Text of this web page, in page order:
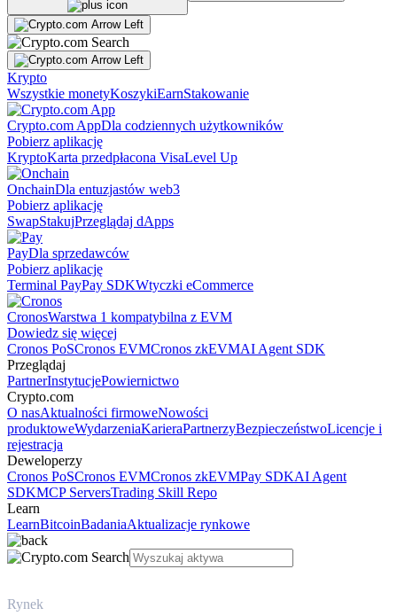
Krypto
Wszystkie monetyKoszykiEarnStakowanie
Crypto.com AppDla codziennych użytkowników
Pobierz aplikację
KryptoKarta przedpłacona VisaLevel Up
OnchainDla entuzjastów web3
Pobierz aplikację
SwapStakujPrzeglądaj dApps
PayDla sprzedawców
Pobierz aplikację
Terminal PayPay SDKWtyczki eCommerce
CronosWarstwa 1 kompatybilna z EVM
Dowiedz się więcej
Cronos PoSCronos EVMCronos zkEVMAI Agent SDK
Przeglądaj
PartnerInstytucjePowiernictwo
Crypto.com
O nasAktualności firmoweNowości
produktoweWydarzeniaKarieraPartnerzyBezpieczeństwoLicencje i
rejestracja
Deweloperzy
Cronos PoSCronos EVMCronos zkEVMPay SDKAI Agent
SDKMCP ServersTrading Skill Repo
Learn
LearnBitcoinBadaniaAktualizacje rynkowe
Rynek